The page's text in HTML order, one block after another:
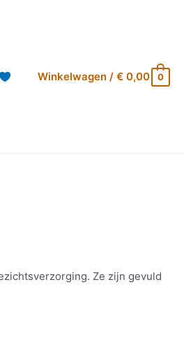
Winkelwagen/ €0,00 0
Ze zijn gevuld